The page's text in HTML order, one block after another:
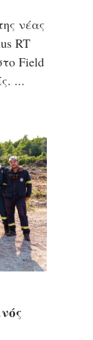
νέας
RT
Field